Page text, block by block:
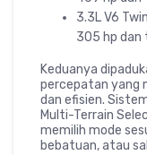
3.3L V6
305 hp dan
Keduanya
percepatan yang
dan efisien.
Multi-Terrain
memilih mode
bebatuan, atau